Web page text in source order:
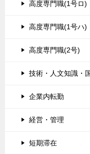
高度専門職(1号ロ)
高度専門職(1号ハ)
高度専門職(2号)
技術・人文知識・
企業内転勤
経営・管理
短期滞在